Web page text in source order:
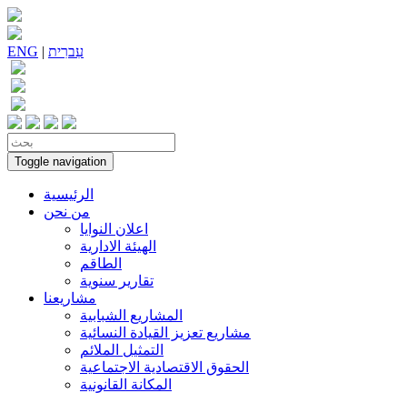
ENG | עִברִית
Toggle navigation
الرئيسية
من نحن
اعلان النوايا
الهيئة الادارية
الطاقم
تقارير سنوية
مشاريعنا
المشاريع الشبابية
مشاريع تعزيز القيادة النسائية
التمثيل الملائم
الحقوق الاقتصادية الاجتماعية
المكانة القانونية